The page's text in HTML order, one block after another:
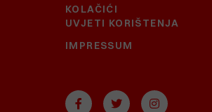
KOLAČIĆI
UVJETI KORIŠTENJA
IMPRESSUM